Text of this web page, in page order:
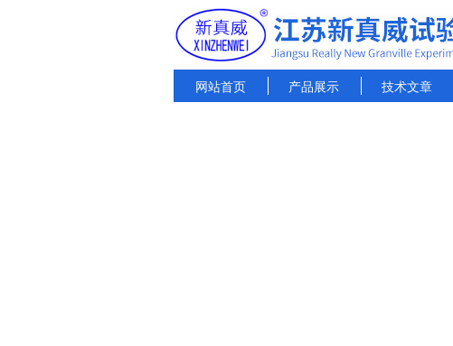
网站首页 产品展示 技术文章